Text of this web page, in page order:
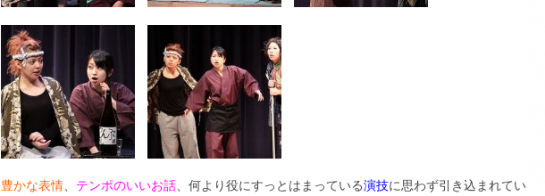
豊かな表情 テンポのいいお話 、何より役にすっとはまっている演技に思わず引き込まれてい